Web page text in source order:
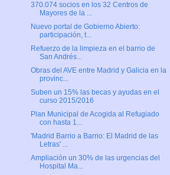
370.074 socios en los 32 Centros de
Mayores de la ...
Nuevo portal de Gobierno Abierto:
participación, t...
Refuerzo de la limpieza en el barrio de
San Andrés...
Obras del AVE entre Madrid y Galicia en la
provinc...
Suben un 15% las becas y ayudas en el
curso 2015/2016
Plan Municipal de Acogida al Refugiado
con hasta 1...
'Madrid Barrio a Barrio: El Madrid de las
Letras' ...
Ampliación un 30% de las urgencias del
Hospital Ma...